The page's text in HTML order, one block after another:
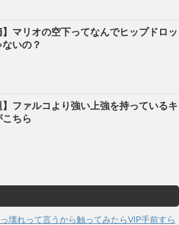
】マリオの空下ってなんでヒップドロッ
いの？
】ファルコより強い上強を持っているキ
こちら
壊れって言うから触ってみたらVIP手前すら